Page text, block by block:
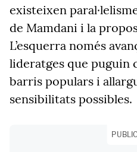
existeixen
de Mamdani i la
L’esquerra només
lideratges que puguin
barris populars i
sensibilitats possibles.